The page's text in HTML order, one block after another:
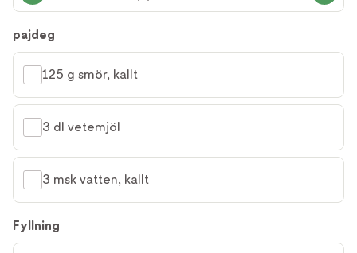
pajdeg
125 g smör, kallt
3 dl vetemjöl
3 msk vatten, kallt
Fyllning